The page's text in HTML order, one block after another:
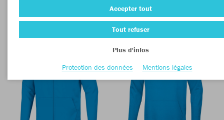
Accepter tout
Tout refuser
Plus d'infos
Protection des données
Mentions légales